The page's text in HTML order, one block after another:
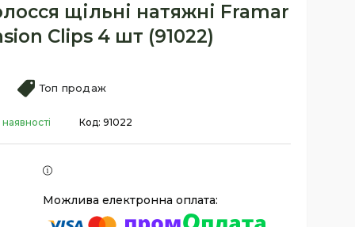
щільні натяжні Framar
Clips 4 шт (91022)
Топ продаж
Код: 91022